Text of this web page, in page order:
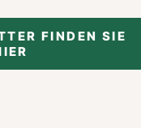
FINDEN SIE